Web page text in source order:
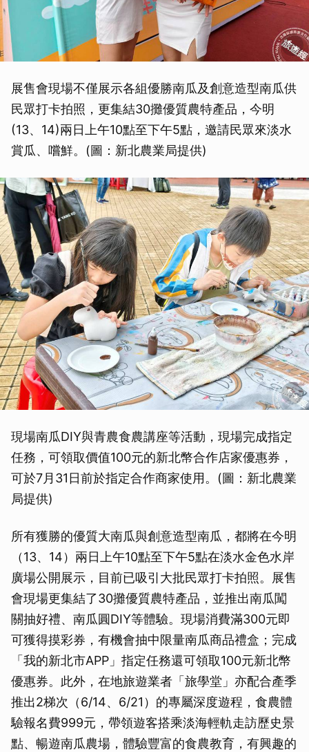
展售會現場不僅展示各組優勝南瓜及創意造型南瓜供
民眾打卡拍照，更集結30攤優質農特產品，今明
(13、14)兩日上午10點至下午5點，邀請民眾來淡水
賞瓜、嚐鮮。(圖：新北農業局提供)
現場南瓜DIY與青農食農講座等活動，現場完成指定
任務，可領取價值100元的新北幣合作店家優惠券，
可於7月31日前於指定合作商家使用。(圖：新北農業
局提供)
所有獲勝的優質大南瓜與創意造型南瓜，都將在今明
（13、14）兩日上午10點至下午5點在淡水金色水岸
廣場公開展示，目前已吸引大批民眾打卡拍照。展售
會現場更集結了30攤優質農特產品，並推出南瓜闖
關抽好禮、南瓜圓DIY等體驗。現場消費滿300元即
可獲得摸彩券，有機會抽中限量南瓜商品禮盒；完成
「我的新北市APP」指定任務還可領取100元新北幣
優惠券。此外，在地旅遊業者「旅學堂」亦配合產季
推出2梯次（6/14、6/21）的專屬深度遊程，食農體
驗報名費999元，帶領遊客搭乘淡海輕軌走訪歷史景
點、暢遊南瓜農場，體驗豐富的食農教育，有興趣的
取消